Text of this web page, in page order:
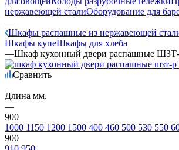
нержавеющей сталиОборудование для
—
Шкафы распашные из нержавеющей
Шкафы купеШкафы для хлеба
—Шкаф кухонный двери распашные ШЗТ-
Сравнить
Длина мм.
—
900
1000 1150 1200 1500 400 460 500 530 550
900